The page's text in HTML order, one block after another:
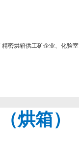
密烘箱供工矿企业、化验室
烘箱）